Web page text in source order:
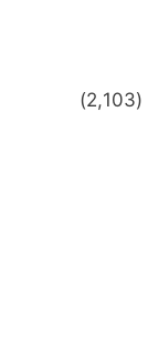
(2,103)